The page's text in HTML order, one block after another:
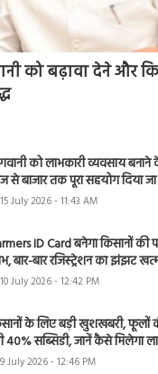
को बढ़ावा देने और
को लाभकारी व्यवसाय
से बाजार तक पूरा सहयोग दिया
15 July 2026 - 11:43 AM
ID Card बनेगा किसानों की
बार-बार रजिस्ट्रेशन का झंझट
10 July 2026 - 12:42 PM
के लिए बड़ी खुशखबरी, फूलों
40% सब्सिडी, जानें कैसे मिलेगा
9 July 2026 - 12:46 PM